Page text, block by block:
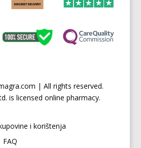
| All rights reserved.
is licensed online pharmacy.
i korištenja
FAQ